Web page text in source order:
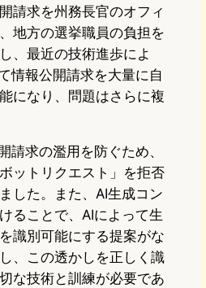
請求を州務長官のオフィ
地方の選挙職員の負担を
、最近の技術進歩によ
情報公開請求を大量に自
になり、問題はさらに複
請求の濫用を防ぐため、
ットリクエスト」を拒否
した。また、AI生成コン
ることで、AIによって生
識別可能にする提案がな
、この透かしを正しく識
な技術と訓練が必要であ